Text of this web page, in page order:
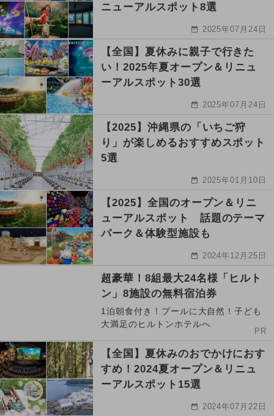
ニューアルスポット8選
2025年07月24日
【全国】夏休みに親子で行きた
い！2025年夏オープン＆リニュ
ーアルスポット30選
2025年07月24日
【2025】沖縄県の「いちご狩
り」が楽しめるおすすめスポット
5選
2025年01月10日
【2025】全国のオープン＆リニ
ューアルスポット 話題のテーマ
パーク＆体験型施設も
2024年12月25日
超豪華！8組最大24名様「ヒルト
ン」8施設の無料宿泊券
1泊朝食付き！プールに大自然！子ども
大満足のヒルトンホテルへ
PR
【全国】夏休みのおでかけにおす
すめ！2024夏オープン＆リニュ
ーアルスポット15選
2024年07月22日